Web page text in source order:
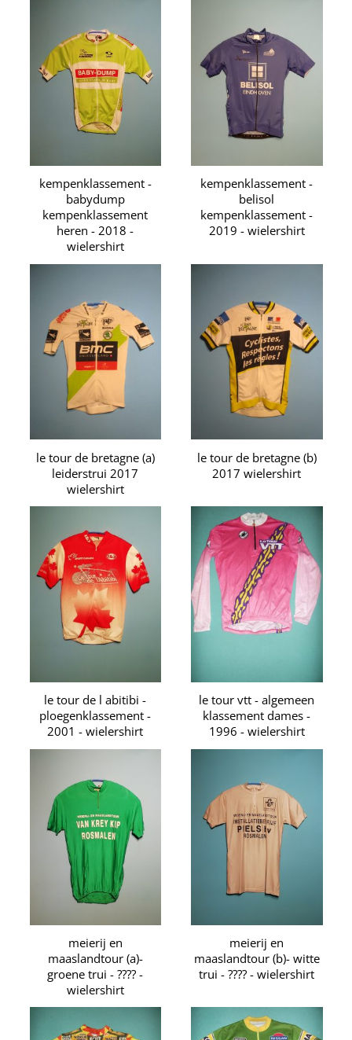
kempenklassement -
babydump
kempenklassement
heren - 2018 -
wielershirt
kempenklassement -
belisol
kempenklassement -
2019 - wielershirt
le tour de bretagne (a)
leiderstrui 2017
wielershirt
le tour de bretagne (b)
2017 wielershirt
le tour de l abitibi -
ploegenklassement -
2001 - wielershirt
le tour vtt - algemeen
klassement dames -
1996 - wielershirt
meierij en
maaslandtour (a)-
groene trui - ???? -
wielershirt
meierij en
maaslandtour (b)- witte
trui - ???? - wielershirt